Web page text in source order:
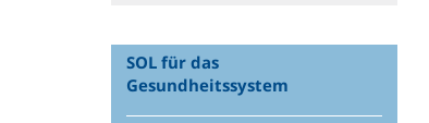
SOL für das
Gesundheitssystem